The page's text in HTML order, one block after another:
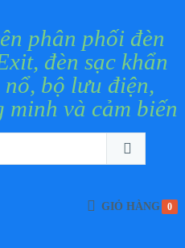
GIỎ HÀNG 0